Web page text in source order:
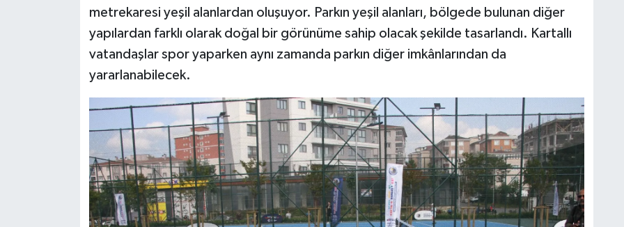
metrekaresi yeşil alanlardan oluşuyor. Parkın yeşil alanları, bölgede bulunan diğer
yapılardan farklı olarak doğal bir görünüme sahip olacak şekilde tasarlandı. Kartallı
vatandaşlar spor yaparken aynı zamanda parkın diğer imkânlarından da
yararlanabilecek.